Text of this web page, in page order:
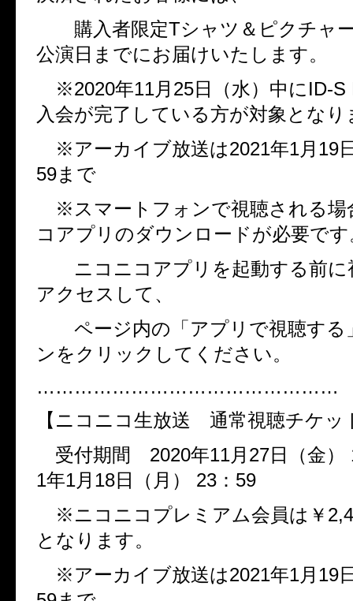
購入者限定Tシャツ＆ピクチャ
公演日までにお届けいたします。
※2020年11月 25日（水）中に ID-S
入会が完了している方が対象となり
※アーカイブ放送は2021年1月 19
59まで
※スマートフォンで視聴される場
コアプリのダウンロードが必要です
ニコニコアプリを起動する前に
アクセスして、
ページ内の「アプリで視聴する
ンをクリックしてください。
…………………………………………
【ニコニコ生放送 通常視聴チケッ
受付期間 2020年11月 27日（金）
1年1月 18日（月） 23 ： 59
※ニコニコプレミアム会員は￥
となります。
※アーカイブ放送は2021年1月 19